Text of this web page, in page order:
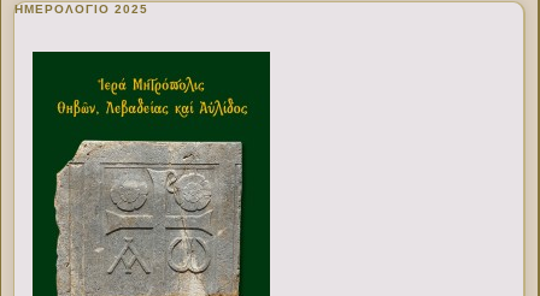
ΗΜΕΡΟΛΟΓΙΟ 2025